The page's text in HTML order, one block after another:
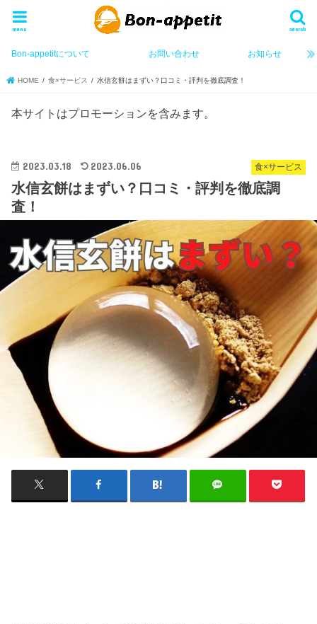
search
menu
Bon-appetitについて お問い合わせ お知らせ
HOME 食×サービス 水信玄餅はまずい？口コミ・評判を徹底調査！
本サイトはプロモーションを含みます。
食×サービス
2023.03.18 2023.06.06
水信玄餅はまずい？口コミ・評判を徹底調
査！